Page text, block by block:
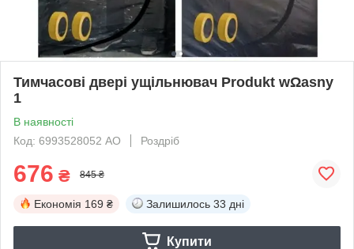
Тимчасові двері ущільнювач Produkt wΩasny
1
В наявності
Код: 6993528052 АО
Роздріб
676 ₴ 845 ₴
Економія 169 ₴ Залишилось 33 дні
Купити